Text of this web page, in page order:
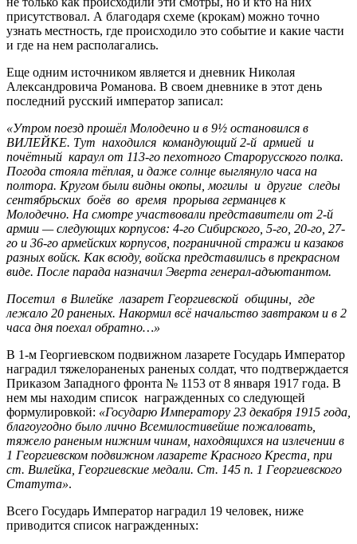
присутствовал. А благодаря схеме (крокам) можно точно
узнать местность, где происходило это событие и какие части
и где на нем располагались.
Еще одним источником является и дневник Николая
Александровича Романова. В своем дневнике в этот день
последний русский император записал:
«Утром поезд прошёл Молодечно и в 9½ остановился в
ВИЛЕЙКЕ. Тут находился командующий 2-й армией и
почётный караул от 113-го пехотного Старорусского полка.
Погода стояла тёплая, и даже солнце выглянуло часа на
полтора. Кругом были видны окопы, могилы и другие следы
сентябрьских боёв во время прорыва германцев к
Молодечно. На смотре участвовали представители от 2-й
армии — следующих корпусов: 4-го Сибирского, 5-го, 20-го, 27-
го и 36-го армейских корпусов, пограничной стражи и казаков
разных войск. Как всюду, войска представились в прекрасном
виде. После парада назначил Эверта генерал-адъютантом.
Посетил в Вилейке лазарет Георгиевской общины, где
лежало 20 раненых. Накормил всё начальство завтраком и в 2
часа дня поехал обратно…»
В 1-м Георгиевском подвижном лазарете Государь Император
наградил тяжелораненых раненых солдат, что подтверждается
Приказом Западного фронта № 1153 от 8 января 1917 года. В
нем мы находим список награжденных со следующей
формулировкой: «Государю Императору 23 декабря 1915 года,
благоугодно было лично Всемилостивейше пожаловать,
тяжело раненым нижним чинам, находящихся на излечении в
1 Георгиевском подвижном лазарете Красного Креста, при
ст. Вилейка, Георгиевские медали. Ст. 145 п. 1 Георгиевского
Статута».
Всего Государь Император наградил 19 человек, ниже
приводится список награжденных: